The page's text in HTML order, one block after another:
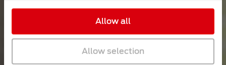
Allow all
Allow selection